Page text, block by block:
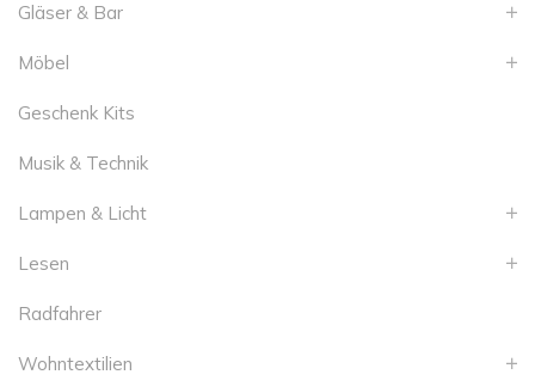
Gläser & Bar
Möbel
Geschenk Kits
Musik & Technik
Lampen & Licht
Lesen
Radfahrer
Wohntextilien